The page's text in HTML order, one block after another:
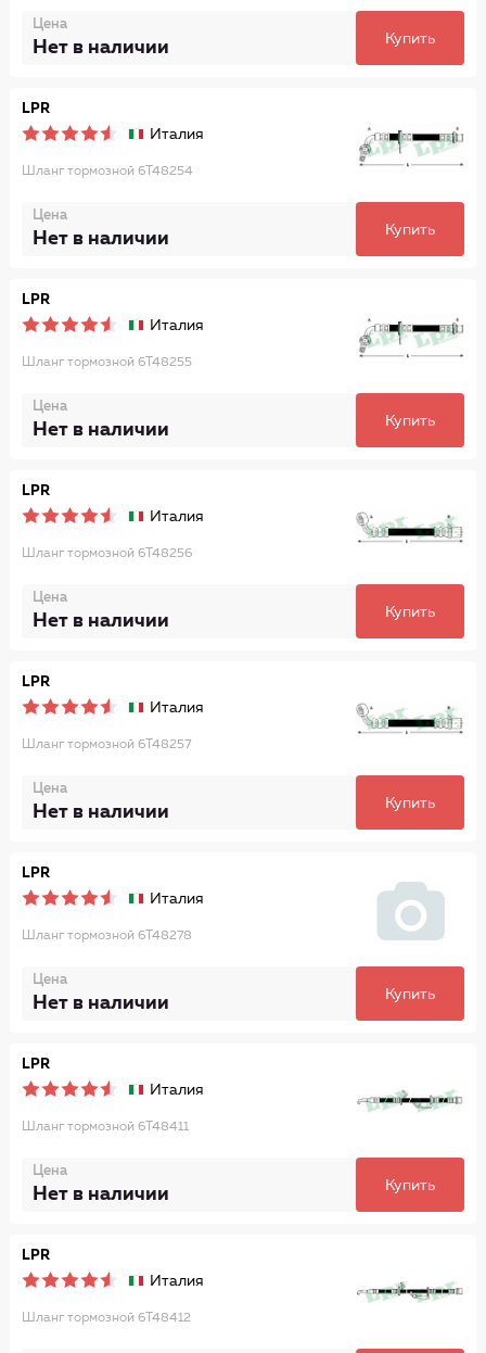
Цена
Нет в наличии Купить
LPR
Италия
Шланг тормозной 6T48254
Цена
Нет в наличии Купить
LPR
Италия
Шланг тормозной 6T48255
Цена
Нет в наличии Купить
LPR
Италия
Шланг тормозной 6T48256
Цена
Нет в наличии Купить
LPR
Италия
Шланг тормозной 6T48257
Цена
Нет в наличии Купить
LPR
Италия
Шланг тормозной 6T48278
Цена
Нет в наличии Купить
LPR
Италия
Шланг тормозной 6T48411
Цена
Нет в наличии Купить
LPR
Италия
Шланг тормозной 6T48412